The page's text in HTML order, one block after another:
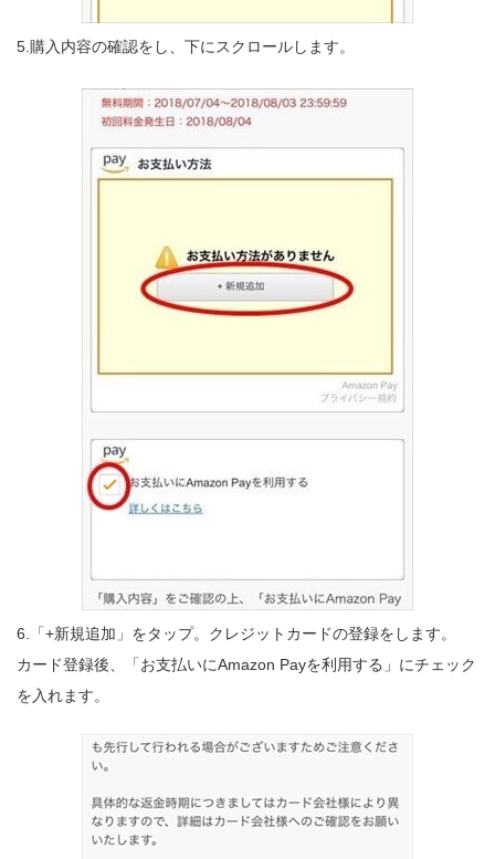
5.購入内容の確認をし、下にスクロールします。
6.「+新規追加」をタップ。クレジットカードの登録をします。
カード登録後、「お支払いにAmazon Payを利用する」にチェック
を入れます。